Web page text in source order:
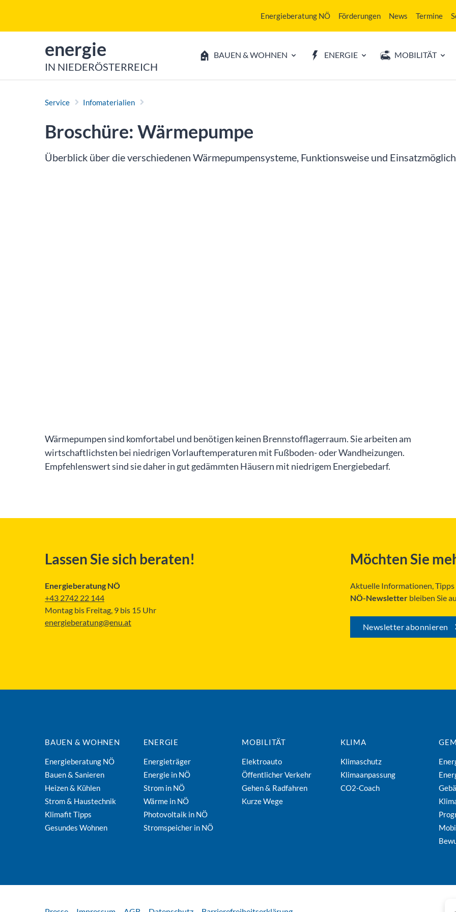
Energieberatung NÖ Förderungen News Termine
zur Startseite von
energie
IN NIEDERÖSTERREICH
BAUEN & WOHNEN ENERGIE MOBILITÄT
Service Infomaterialien
Broschüre: Wärmepumpe
Überblick über die verschiedenen Wärmepumpensysteme, Funktionsweise und
Wärmepumpen sind komfortabel und benötigen keinen Brennstofflagerraum. Sie arbeiten am
wirtschaftlichsten bei niedrigen Vorlauftemperaturen mit Fußboden- oder Wandheizungen.
Empfehlenswert sind sie daher in gut gedämmten Häusern mit niedrigem Energiebedarf.
Lassen Sie sich beraten!
Energieberatung NÖ
+43 2742 22 144
Montag bis Freitag, 9 bis 15 Uhr
energieberatung@enu.at
Möchten Sie
Aktuelle Informationen,
NÖ-Newsletter bleiben Sie
Newsletter abonnieren
BAUEN & WOHNEN
Energieberatung NÖ
Bauen & Sanieren
Heizen & Kühlen
Strom & Haustechnik
Klimafit Tipps
Gesundes Wohnen
ENERGIE
Energieträger
Energie in NÖ
Strom in NÖ
Wärme in NÖ
Photovoltaik in NÖ
Stromspeicher in NÖ
MOBILITÄT
Elektroauto
Öffentlicher Verkehr
Gehen & Radfahren
Kurze Wege
KLIMA
Klimaschutz
Klimaanpassung
CO2-Coach